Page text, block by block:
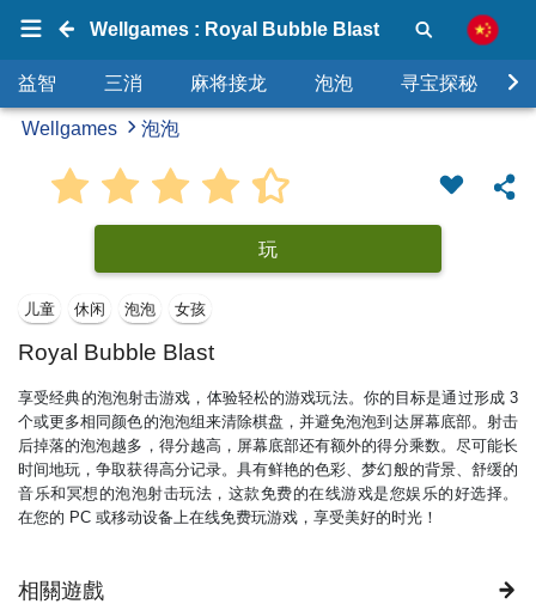
Wellgames : Royal Bubble Blast
益智 三消 麻将接龙 泡泡 寻宝探秘
Wellgames 泡泡
玩
儿童 休闲 泡泡 女孩
Royal Bubble Blast
享受经典的泡泡射击游戏，体验轻松的游戏玩法。你的目标是通过形成 3
个或更多相同颜色的泡泡组来清除棋盘，并避免泡泡到达屏幕底部。射击
后掉落的泡泡越多，得分越高，屏幕底部还有额外的得分乘数。尽可能长
时间地玩，争取获得高分记录。具有鲜艳的色彩、梦幻般的背景、舒缓的
音乐和冥想的泡泡射击玩法，这款免费的在线游戏是您娱乐的好选择。
在您的 PC 或移动设备上在线免费玩游戏，享受美好的时光！
相關遊戲